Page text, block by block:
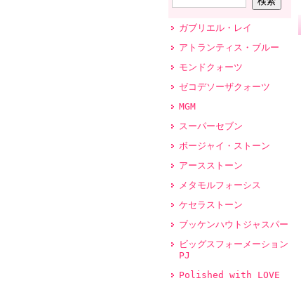
ガブリエル・レイ
アトランティス・ブルー
モンドクォーツ
ゼコデソーザクォーツ
MGM
スーパーセブン
ボージャイ・ストーン
アースストーン
メタモルフォーシス
ケセラストーン
ブッケンハウトジャスパー
ビッグスフォーメーション
PJ
Polished with LOVE